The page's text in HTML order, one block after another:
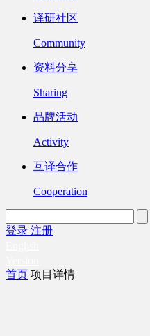
译研社区
Community
资料分享
Sharing
品牌活动
Activity
互译合作
Cooperation
登录 注册
首页 项目详情